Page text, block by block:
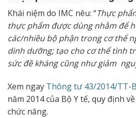
Khái niệm do IMC nêu: “Thực
thực phẩm được dùng nhằm để
các/nhiều bộ phận trong cơ thể
dinh dưỡng; tạo cho cơ thể tình
sức đề kháng cũng như giảm
Xem ngay Thông tư 43/2014/TT-
năm 2014 của Bộ Y tế, quy định
chức năng.